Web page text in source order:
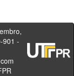
901 -